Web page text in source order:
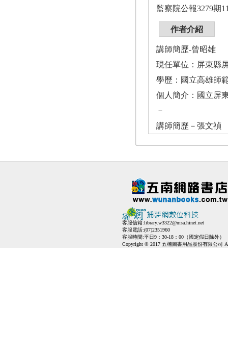
監察院公報3279期
作者介紹
講師簡歷-曾昭雄
現任單位：屏東縣
學歷：國立高雄師
個人簡介：國立屏
－
講師簡歷－張文禎
客服信箱:library.w3322@msa.hinet.net
客服電話:(07)2351960
客服時間:平日9：30-18：00（國定假日除外）
Copyright © 2017 五楠圖書用品股份有限公司